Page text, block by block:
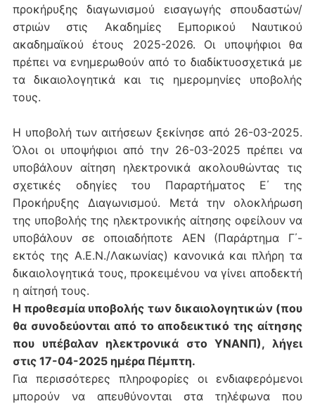
προκήρυξης διαγωνισμού εισαγωγής σπουδαστών/
στριών στις Ακαδημίες Εμπορικού Ναυτικού
ακαδημαϊκού έτους 2025-2026. Οι υποψήφιοι θα
πρέπει να ενημερωθούν από το διαδίκτυοσχετικά με
τα δικαιολογητικά και τις ημερομηνίες υποβολής
τους.
Η υποβολή των αιτήσεων ξεκίνησε από 26-03-2025.
Όλοι οι υποψήφιοι από την 26-03-2025 πρέπει να
υποβάλουν αίτηση ηλεκτρονικά ακολουθώντας τις
σχετικές οδηγίες του Παραρτήματος Ε΄ της
Προκήρυξης Διαγωνισμού. Μετά την ολοκλήρωση
της υποβολής της ηλεκτρονικής αίτησης οφείλουν να
υποβάλουν σε οποιαδήποτε ΑΕΝ (Παράρτημα Γ΄-
εκτός της Α.Ε.Ν./Λακωνίας) κανονικά και πλήρη τα
δικαιολογητικά τους, προκειμένου να γίνει αποδεκτή
η αίτησή τους.
Η προθεσμία υποβολής των δικαιολογητικών (που
θα συνοδεύονται από το αποδεικτικό της αίτησης
που υπέβαλαν ηλεκτρονικά στο ΥΝΑΝΠ), λήγει
στις 17-04-2025 ημέρα Πέμπτη.
Για περισσότερες πληροφορίες οι ενδιαφερόμενοι
μπορούν να απευθύνονται στα τηλέφωνα που